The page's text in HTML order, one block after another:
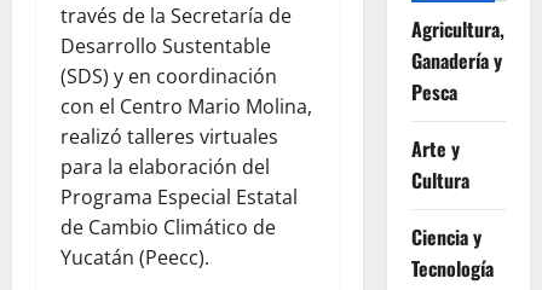
través de la Secretaría de
Desarrollo Sustentable
(SDS) y en coordinación
con el Centro Mario Molina,
realizó talleres virtuales
para la elaboración del
Programa Especial Estatal
de Cambio Climático de
Yucatán (Peecc).
Agricultura,
Ganadería y
Pesca
Arte y
Cultura
Ciencia y
Tecnología